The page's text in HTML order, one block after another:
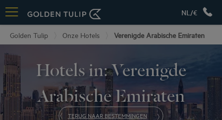
NL/€
Golden Tulip Onze Hotels Verenigde Arabische Emiraten
Hotels in: Verenigde
Arabische Emiraten
TERUG NAAR BESTEMMINGEN